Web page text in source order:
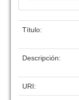
Título:
Descripción:
URI: